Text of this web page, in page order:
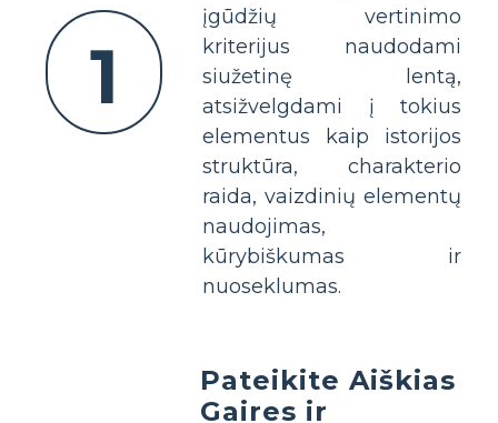
1
įgūdžių vertinimo
kriterijus naudodami
siužetinę lentą,
atsižvelgdami į tokius
elementus kaip istorijos
struktūra, charakterio
raida, vaizdinių elementų
naudojimas,
kūrybiškumas ir
nuoseklumas.
Pateikite Aiškias
Gaires ir